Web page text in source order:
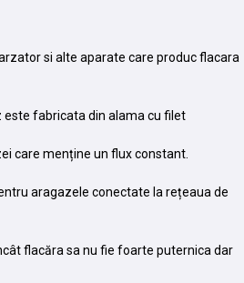
si alte aparate care produc flacara
fabricata din alama cu filet
care menține un flux constant.
aragazele conectate la rețeaua de
flacăra sa nu fie foarte puternica dar